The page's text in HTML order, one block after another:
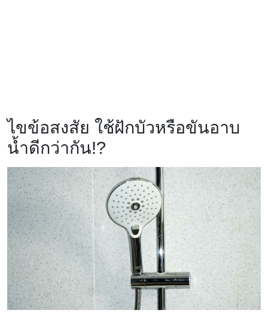
ไขข้อสงสัย ใช้ฝักบัวหรือขันอาบ
น้ำดีกว่ากัน!?